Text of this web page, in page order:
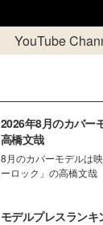
YouTube
2026年8月のカバー
高橋文哉
8月のカバーモデルは
ーロック」の高橋文哉
モデルプレスランキ